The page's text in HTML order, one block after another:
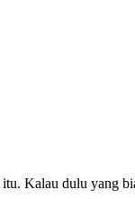
Kalau dulu yang